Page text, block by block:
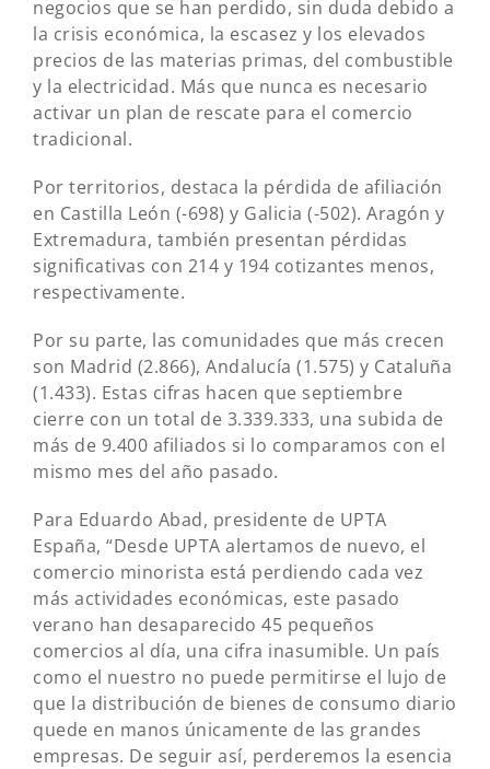
negocios que se han perdido, sin duda debido a
la crisis económica, la escasez y los elevados
precios de las materias primas, del combustible
y la electricidad. Más que nunca es necesario
activar un plan de rescate para el comercio
tradicional.
Por territorios, destaca la pérdida de afiliación
en Castilla León (-698) y Galicia (-502). Aragón y
Extremadura, también presentan pérdidas
significativas con 214 y 194 cotizantes menos,
respectivamente.
Por su parte, las comunidades que más crecen
son Madrid (2.866), Andalucía (1.575) y Cataluña
(1.433). Estas cifras hacen que septiembre
cierre con un total de 3.339.333, una subida de
más de 9.400 afiliados si lo comparamos con el
mismo mes del año pasado.
Para Eduardo Abad, presidente de UPTA
España, “Desde UPTA alertamos de nuevo, el
comercio minorista está perdiendo cada vez
más actividades económicas, este pasado
verano han desaparecido 45 pequeños
comercios al día, una cifra inasumible. Un país
como el nuestro no puede permitirse el lujo de
que la distribución de bienes de consumo diario
quede en manos únicamente de las grandes
empresas. De seguir así, perderemos la esencia